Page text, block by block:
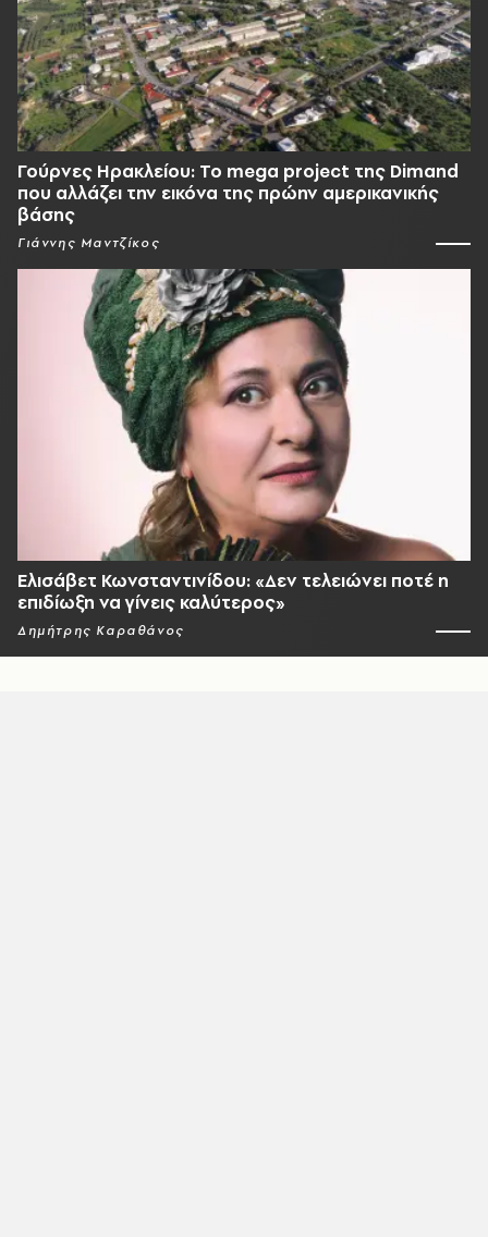
Γούρνες Ηρακλείου: To mega project της Dimand
που αλλάζει την εικόνα της πρώην αμερικανικής
βάσης
Γιάννης Μαντζίκος
Ελισάβετ Κωνσταντινίδου: «Δεν τελειώνει ποτέ η
επιδίωξη να γίνεις καλύτερος»
Δημήτρης Καραθάνος